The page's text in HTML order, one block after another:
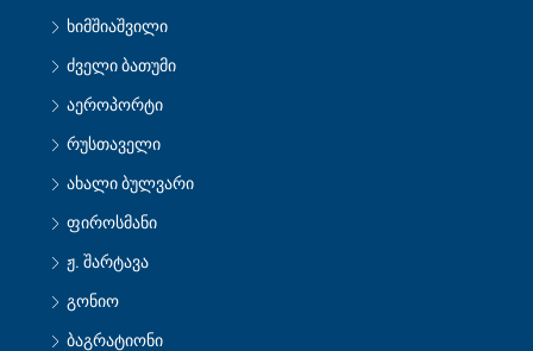
ხიმშიაშვილი
ძველი ბათუმი
აეროპორტი
რუსთაველი
ახალი ბულვარი
ფიროსმანი
ჟ. შარტავა
გონიო
ბაგრატიონი